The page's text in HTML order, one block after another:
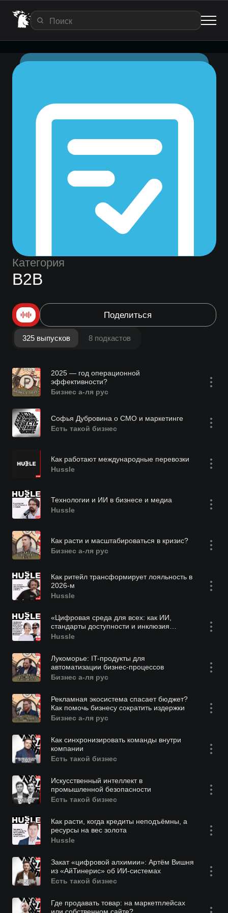
Категория
B2B
Поделиться
325 выпусков 8 подкастов
2025 — год операционной
эффективности?
Бизнес а-ля рус
Софья Дубровина о CMO и маркетинге
Есть такой бизнес
Как работают международные перевозки
Hussle
Технологии и ИИ в бизнесе и медиа
Hussle
Как расти и масштабироваться в кризис?
Бизнес а-ля рус
Как ритейл трансформирует лояльность в
2026-м
Hussle
«Цифровая среда для всех: как ИИ,
стандарты доступности и инклюзия
становятся драйвером бизнеса»
Hussle
Лукоморье: IT-продукты для
автоматизации бизнес-процессов
Бизнес а-ля рус
Рекламная экосистема спасает бюджет?
Как помочь бизнесу сократить издержки
Бизнес а-ля рус
Как синхронизировать команды внутри
компании
Есть такой бизнес
Искусственный интеллект в
промышленной безопасности
Есть такой бизнес
Как расти, когда кредиты неподъёмны, а
ресурсы на вес золота
Hussle
Закат «цифровой алхимии»: Артём Вишня
из «АйТинерис» об ИИ-системах
Есть такой бизнес
Где продавать товар: на маркетплейсах